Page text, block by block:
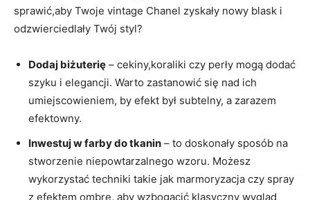
sprawić,aby Twoje vintage Chanel zyskały nowy blask i
odzwierciedlały Twój styl?
Dodaj biżuterię – cekiny,koraliki czy perły mogą dodać
szyku i elegancji. Warto zastanowić się nad ich
umiejscowieniem, by efekt był subtelny, a zarazem
efektowny.
Inwestuj w farby do tkanin – to doskonały sposób na
stworzenie niepowtarzalnego wzoru. Możesz
wykorzystać techniki takie jak marmoryzacja czy spray
z efektem ombre, aby wzbogacić klasyczny wygląd